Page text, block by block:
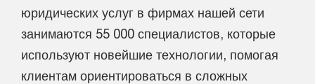
юридических услуг в фирмах нашей сети
занимаются 55 000 специалистов, которые
используют новейшие технологии, помогая
клиентам ориентироваться в сложных